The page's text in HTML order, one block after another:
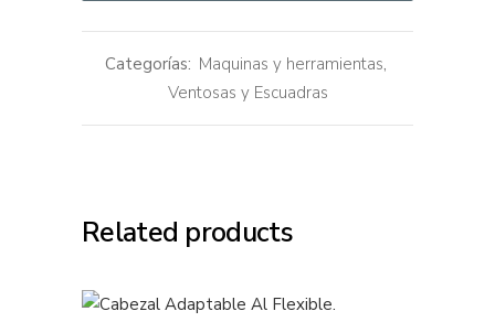
Categorías: Maquinas y herramientas,
Ventosas y Escuadras
Related products